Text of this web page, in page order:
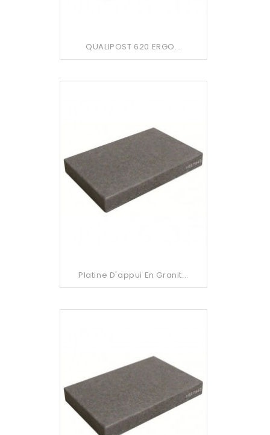
QUALIPOST 620 ERGO...
Platine D'appui En Granit...